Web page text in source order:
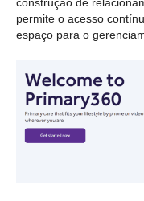
permite o acesso
espaço para o